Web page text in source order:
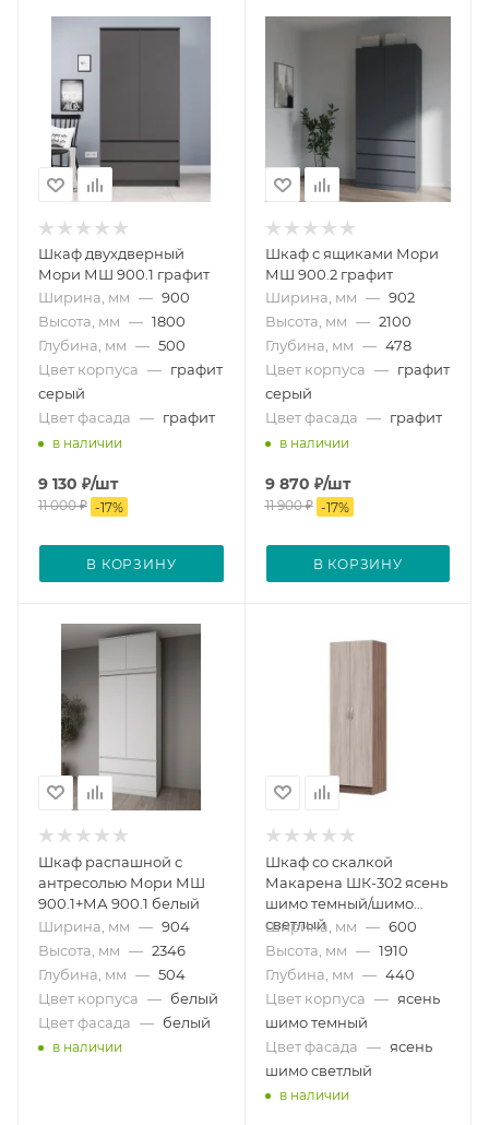
Шкаф двухдверный
Мори МШ 900.1 графит
Ширина, мм — 900
Высота, мм — 1800
Глубина, мм — 500
Цвет корпуса — графит
серый
Цвет фасада — графит
в наличии
9 130 ₽/шт
11 000₽ -17%
В КОРЗИНУ
Шкаф с ящиками Мори
МШ 900.2 графит
Ширина, мм — 902
Высота, мм — 2100
Глубина, мм — 478
Цвет корпуса — графит
серый
Цвет фасада — графит
в наличии
9 870 ₽/шт
11 900₽ -17%
В КОРЗИНУ
Шкаф распашной с
антресолью Мори МШ
900.1+МА 900.1 белый
Ширина, мм — 904
Высота, мм — 2346
Глубина, мм — 504
Цвет корпуса — белый
Цвет фасада — белый
в наличии
Шкаф со скалкой
Макарена ШК-302 ясень
шимо темный/шимо
светлый
Ширина, мм — 600
Высота, мм — 1910
Глубина, мм — 440
Цвет корпуса — ясень
шимо темный
Цвет фасада — ясень
шимо светлый
в наличии